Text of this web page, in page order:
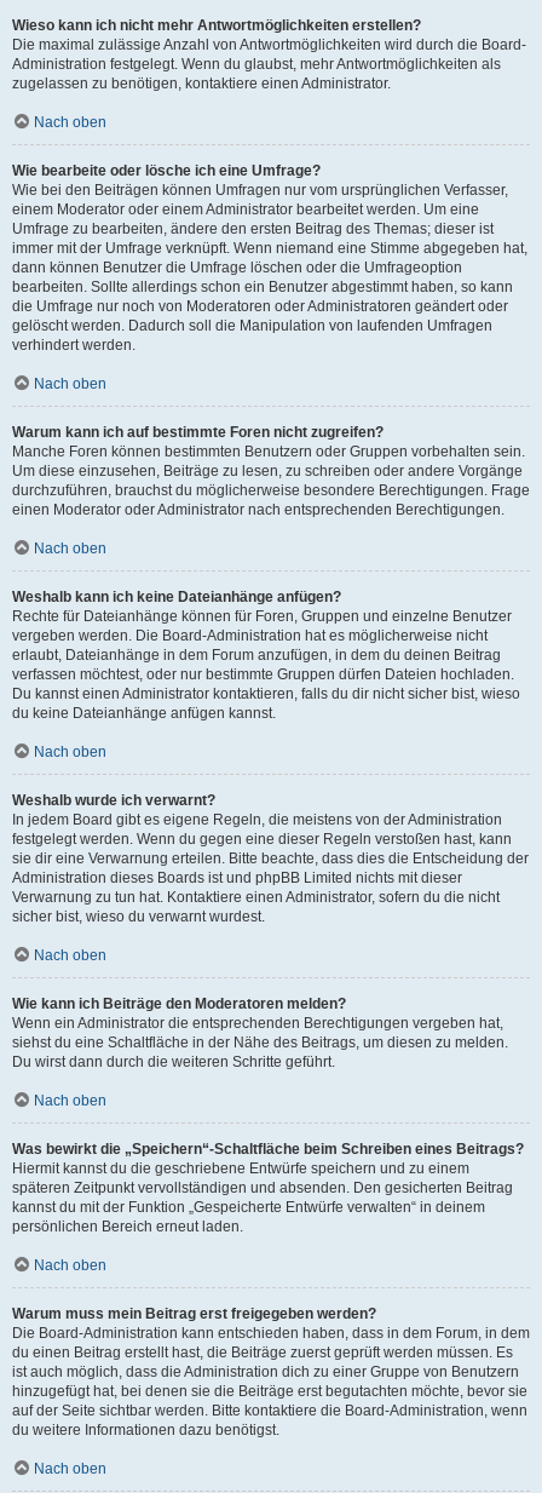
Wieso kann ich nicht mehr Antwortmöglichkeiten erstellen?
Die maximal zulässige Anzahl von Antwortmöglichkeiten wird durch die Board-
Administration festgelegt. Wenn du glaubst, mehr Antwortmöglichkeiten als
zugelassen zu benötigen, kontaktiere einen Administrator.
Nach oben
Wie bearbeite oder lösche ich eine Umfrage?
Wie bei den Beiträgen können Umfragen nur vom ursprünglichen Verfasser,
einem Moderator oder einem Administrator bearbeitet werden. Um eine
Umfrage zu bearbeiten, ändere den ersten Beitrag des Themas; dieser ist
immer mit der Umfrage verknüpft. Wenn niemand eine Stimme abgegeben hat,
dann können Benutzer die Umfrage löschen oder die Umfrageoption
bearbeiten. Sollte allerdings schon ein Benutzer abgestimmt haben, so kann
die Umfrage nur noch von Moderatoren oder Administratoren geändert oder
gelöscht werden. Dadurch soll die Manipulation von laufenden Umfragen
verhindert werden.
Nach oben
Warum kann ich auf bestimmte Foren nicht zugreifen?
Manche Foren können bestimmten Benutzern oder Gruppen vorbehalten sein.
Um diese einzusehen, Beiträge zu lesen, zu schreiben oder andere Vorgänge
durchzuführen, brauchst du möglicherweise besondere Berechtigungen. Frage
einen Moderator oder Administrator nach entsprechenden Berechtigungen.
Nach oben
Weshalb kann ich keine Dateianhänge anfügen?
Rechte für Dateianhänge können für Foren, Gruppen und einzelne Benutzer
vergeben werden. Die Board-Administration hat es möglicherweise nicht
erlaubt, Dateianhänge in dem Forum anzufügen, in dem du deinen Beitrag
verfassen möchtest, oder nur bestimmte Gruppen dürfen Dateien hochladen.
Du kannst einen Administrator kontaktieren, falls du dir nicht sicher bist, wieso
du keine Dateianhänge anfügen kannst.
Nach oben
Weshalb wurde ich verwarnt?
In jedem Board gibt es eigene Regeln, die meistens von der Administration
festgelegt werden. Wenn du gegen eine dieser Regeln verstoßen hast, kann
sie dir eine Verwarnung erteilen. Bitte beachte, dass dies die Entscheidung der
Administration dieses Boards ist und phpBB Limited nichts mit dieser
Verwarnung zu tun hat. Kontaktiere einen Administrator, sofern du die nicht
sicher bist, wieso du verwarnt wurdest.
Nach oben
Wie kann ich Beiträge den Moderatoren melden?
Wenn ein Administrator die entsprechenden Berechtigungen vergeben hat,
siehst du eine Schaltfläche in der Nähe des Beitrags, um diesen zu melden.
Du wirst dann durch die weiteren Schritte geführt.
Nach oben
Was bewirkt die „Speichern“-Schaltfläche beim Schreiben eines Beitrags?
Hiermit kannst du die geschriebene Entwürfe speichern und zu einem
späteren Zeitpunkt vervollständigen und absenden. Den gesicherten Beitrag
kannst du mit der Funktion „Gespeicherte Entwürfe verwalten“ in deinem
persönlichen Bereich erneut laden.
Nach oben
Warum muss mein Beitrag erst freigegeben werden?
Die Board-Administration kann entschieden haben, dass in dem Forum, in dem
du einen Beitrag erstellt hast, die Beiträge zuerst geprüft werden müssen. Es
ist auch möglich, dass die Administration dich zu einer Gruppe von Benutzern
hinzugefügt hat, bei denen sie die Beiträge erst begutachten möchte, bevor sie
auf der Seite sichtbar werden. Bitte kontaktiere die Board-Administration, wenn
du weitere Informationen dazu benötigst.
Nach oben